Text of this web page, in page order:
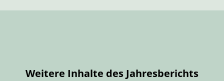
Weitere Inhalte des Jahresberichts